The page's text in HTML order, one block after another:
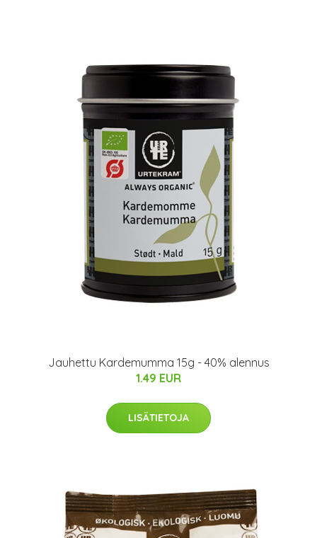
Jauhettu Kardemumma 15g - 40% alennus
1.49 EUR
LISÄTIETOJA